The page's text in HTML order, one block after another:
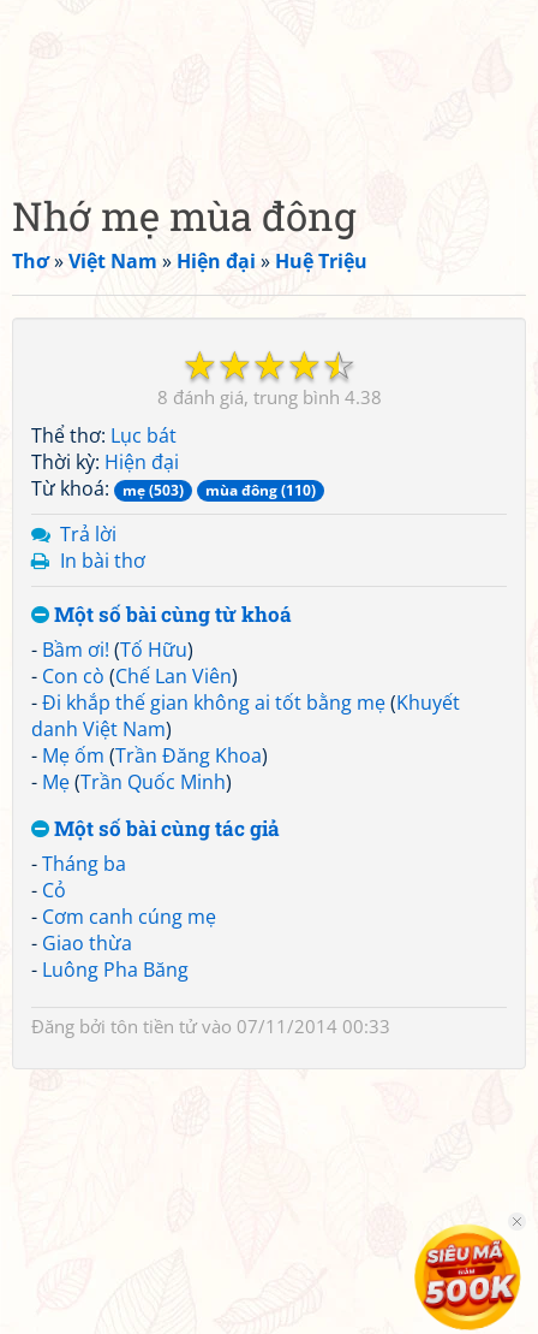
Nhớ mẹ mùa đông
Thơ»Việt Nam » Hiện đại » Huệ Triệu
☆
☆
☆
☆
☆
8 4.38
Thể thơ: Lục bát
Thời kỳ: Hiện đại
Từ khoá:
mẹ (503) mùa đông (110)
Trả lời
In bài thơ
Một số bài cùng từ khoá
- Bầm ơi! (Tố Hữu)
- Con cò (Chế Lan Viên)
-Đi khắp thế gian không ai tốt bằng mẹ(Khuyết
danh Việt Nam)
- Mẹ ốm (Trần Đăng Khoa)
- Mẹ(Trần Quốc Minh)
Một số bài cùng tác giả
-Tháng ba
- Cỏ
- Cơm canh cúng mẹ
- Giao thừa
- Luông Pha Băng
Đăng bởi tôn tiền tửvào 07/11/2014 00:33